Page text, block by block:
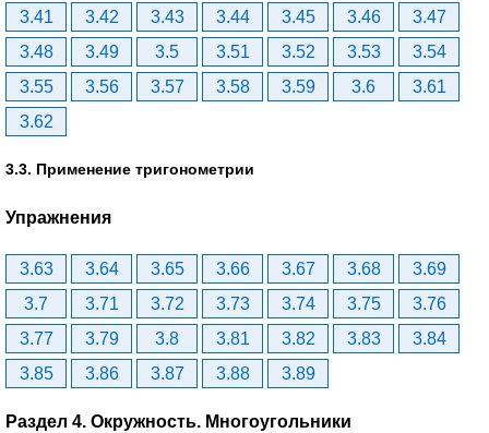
3.41 3.42 3.43 3.44 3.45 3.46
3.47
3.48
3.49 3.5 3.51 3.52 3.53
3.54
3.55
3.56 3.57 3.58 3.59 3.6
3.61
3.62
3.3. Применение тригонометрии
Упражнения
3.63 3.64 3.65 3.66 3.67 3.68
3.69
3.7
3.71 3.72 3.73 3.74 3.75
3.76
3.77
3.79 3.8 3.81 3.82 3.83
3.84
3.85
3.86 3.87 3.88 3.89
Раздел 4. Окружность. Многоугольники